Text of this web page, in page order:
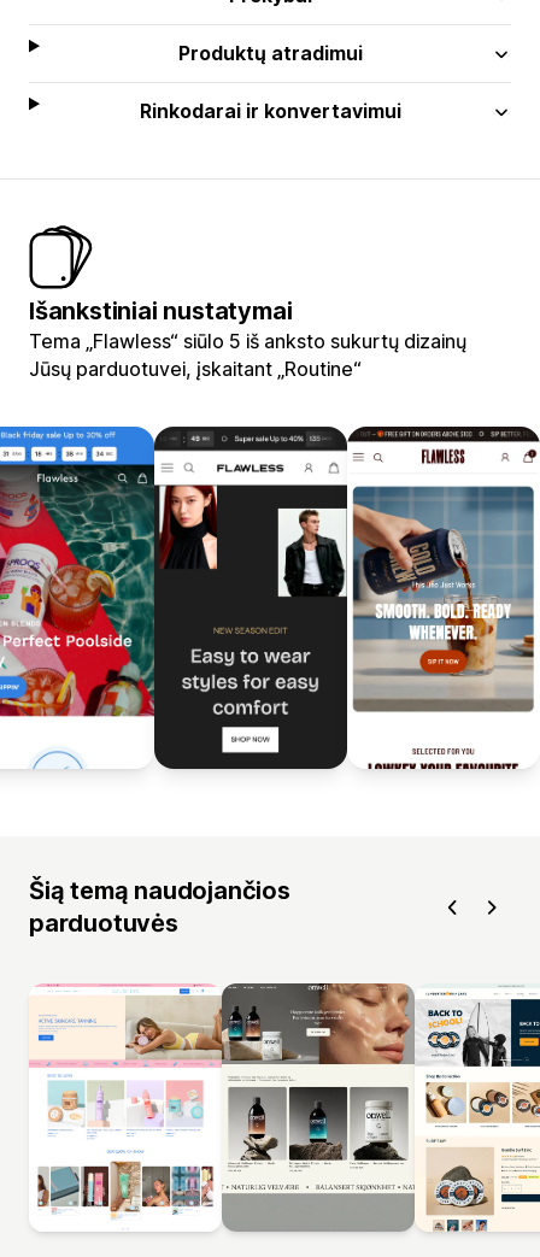
Produktų atradimui
Rinkodarai ir konvertavimui
Išankstiniai nustatymai
Tema „Flawless“ siūlo 5 iš anksto sukurtų dizainų
Jūsų parduotuvei, įskaitant „Routine“
Šią temą naudojančios
parduotuvės